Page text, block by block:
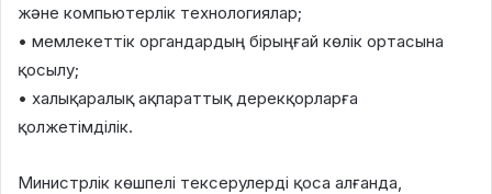
және компьютерлік технологиялар;
• мемлекеттік органдардың бірыңғай көлік ортасына
қосылу;
• халықаралық ақпараттық дерекқорларға
қолжетімділік.
Министрлік көшпелі тексерулерді қоса алғанда,